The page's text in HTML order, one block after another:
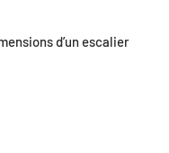
d’un escalier